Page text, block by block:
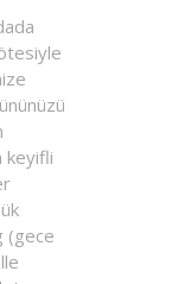
keyifli
(gece